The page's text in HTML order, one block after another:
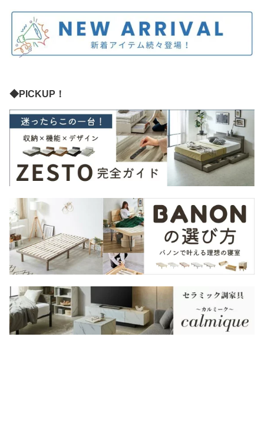
ブル クイーン キング す
のこベッド クィーン 収
納ベッド フレーム単品
マットレス付き 棚
ム? シングル セミダブル
ダブル クイーン すのこ
クィーン マットレス付き
ヘッドレス 半完成品 脚
付き
セミダブル ダブル クイ
ーン すのこ クィーン マ
ットレス付き USB・コン
品 棚 付き
◆PICKUP！